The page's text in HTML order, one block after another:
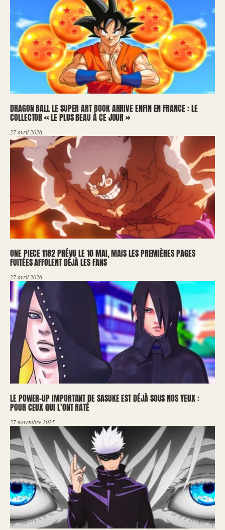
DRAGON BALL LE SUPER ART BOOK ARRIVE ENFIN EN FRANCE : LE
COLLECTOR « LE PLUS BEAU À CE JOUR »
27 avril 2026
ONE PIECE 1182 PRÉVU LE 10 MAI, MAIS LES PREMIÈRES PAGES
FUITÉES AFFOLENT DÉJÀ LES FANS
27 avril 2026
LE POWER-UP IMPORTANT DE SASUKE EST DÉJÀ SOUS NOS YEUX :
POUR CEUX QUI L’ONT RATÉ
27 novembre 2025